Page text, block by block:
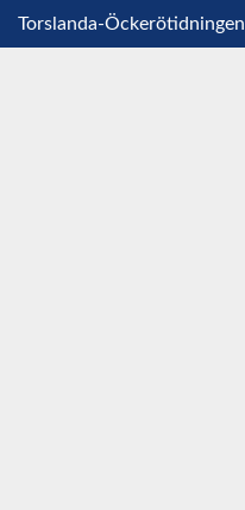
Torslanda-Öckerötidningen